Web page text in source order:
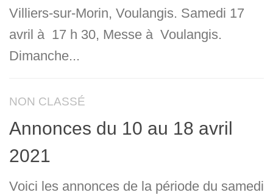
Villiers-sur-Morin, Voulangis. Samedi 17
avril à 17 h 30, Messe à Voulangis.
Dimanche...
NON CLASSÉ
Annonces du 10 au 18 avril
2021
Voici les annonces de la période du samedi